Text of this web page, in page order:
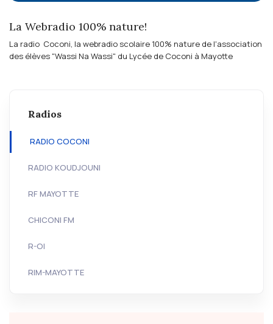
La Webradio 100% nature!
La radio Coconi, la webradio scolaire 100% nature de l'association
des élèves "Wassi Na Wassi" du Lycée de Coconi à Mayotte
Radios
RADIO COCONI
RADIO KOUDJOUNI
RF MAYOTTE
CHICONI FM
R-OI
RIM-MAYOTTE